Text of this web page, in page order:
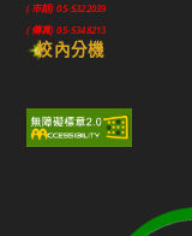
(市話) 05-5322039
(傳真) 05-5348213
校內分機